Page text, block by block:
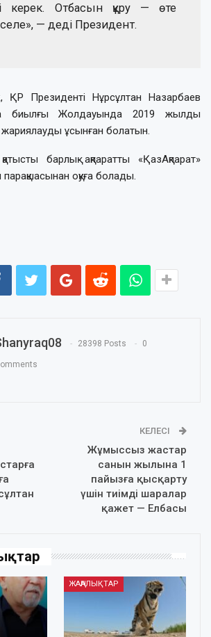
керек. Отбасын құру — өте
— деді Президент.
ҚР Президенті Нұрсұлтан Назарбаев
биылғы Жолдауында 2019 жылды
ұсынған болатын.
барлық ақпаратты «ҚазАқпарат»
парақшасынан оқуға болады.
28398 Posts 0
КЕЛЕСІ
Жұмыссыз жастар
санын жылына 1
пайызға қысқарту
үшін тиімді шаралар
қажет — Елбасы
ЖАҢАЛЫҚТАР